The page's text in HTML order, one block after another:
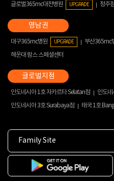
글로벌365mc대전병원 UPGRADE 청주
대구365mc병원 UPGRADE 부산365mc
해운대 람스 스페셜센터
인도네시아 1호 자카르타 Selatan점
인도
인도네시아 3호 Surabaya점
태국 1호
Family Site